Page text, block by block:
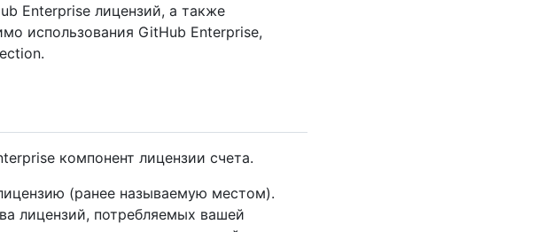
Enterprise лицензий, а также
использования GitHub Enterprise,
компонент лицензии счета.
(ранее называемую местом).
лицензий, потребляемых вашей